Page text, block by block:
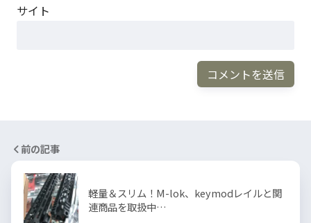
サイト
前の記事
軽量＆スリム！M-lok、keymodレイルと関
連商品を取扱中…